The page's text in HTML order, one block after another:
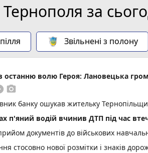
за
Звільнені з полону
останню волю Героя: Лановецька
photo_camera
банку ошукав жительку
п'яний водій вчинив ДТП під час
документів до військових
стосовно нової розмітки і знаків